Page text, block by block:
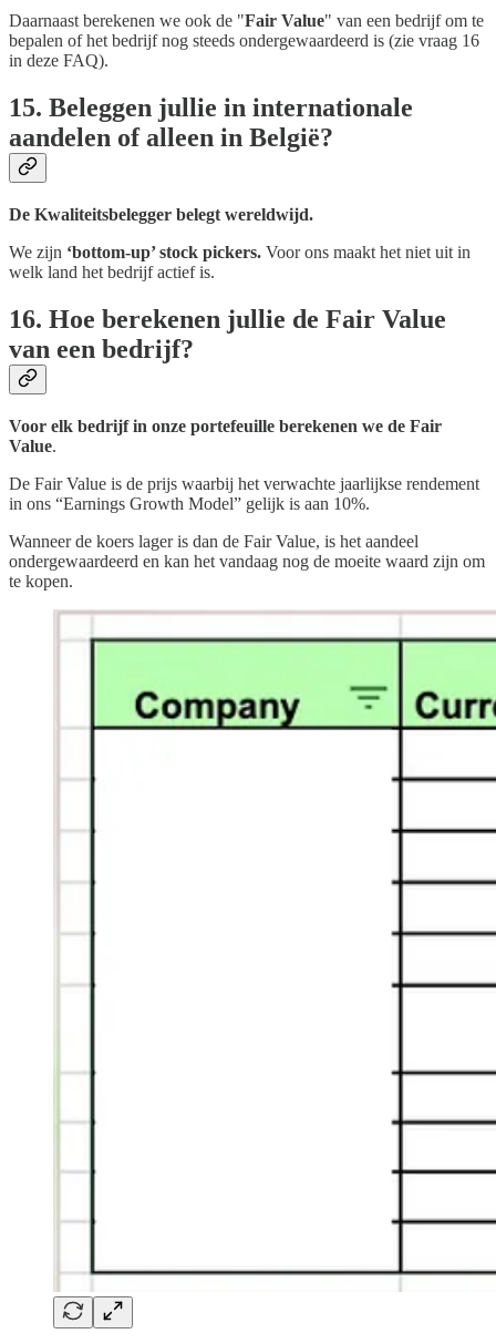
Daarnaast berekenen we ook de "Fair Value" van een bedrijf om te
bepalen of het bedrijf nog steeds ondergewaardeerd is (zie vraag 16
in deze FAQ).
15. Beleggen jullie in internationale
aandelen of alleen in België?
De Kwaliteitsbelegger belegt wereldwijd.
We zijn ‘bottom-up’ stock pickers. Voor ons maakt het niet uit in
welk land het bedrijf actief is.
16. Hoe berekenen jullie de Fair Value
van een bedrijf?
Voor elk bedrijf in onze portefeuille berekenen we de Fair
Value.
De Fair Value is de prijs waarbij het verwachte jaarlijkse rendement
in ons “Earnings Growth Model” gelijk is aan 10%.
Wanneer de koers lager is dan de Fair Value, is het aandeel
ondergewaardeerd en kan het vandaag nog de moeite waard zijn om
te kopen.